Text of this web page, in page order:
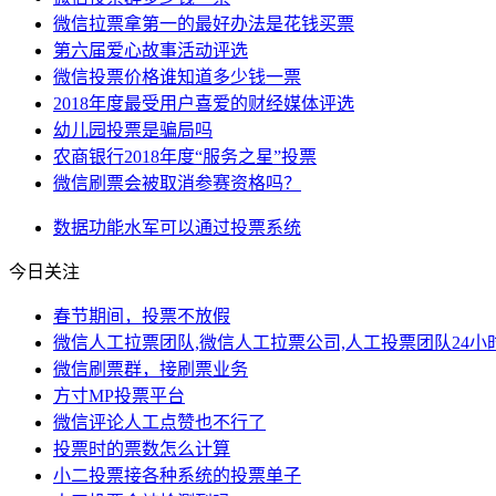
微信拉票拿第一的最好办法是花钱买票
第六届爱心故事活动评选
微信投票价格谁知道多少钱一票
2018年度最受用户喜爱的财经媒体评选
幼儿园投票是骗局吗
农商银行2018年度“服务之星”投票
微信刷票会被取消参赛资格吗？
数据功能水军可以通过投票系统
今日关注
春节期间，投票不放假
微信人工拉票团队,微信人工拉票公司,人工投票团队24小
微信刷票群，接刷票业务
方寸MP投票平台
微信评论人工点赞也不行了
投票时的票数怎么计算
小二投票接各种系统的投票单子